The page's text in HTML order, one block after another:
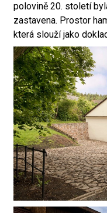
polovině 20. století
zastavena. Prostor
která slouží jako